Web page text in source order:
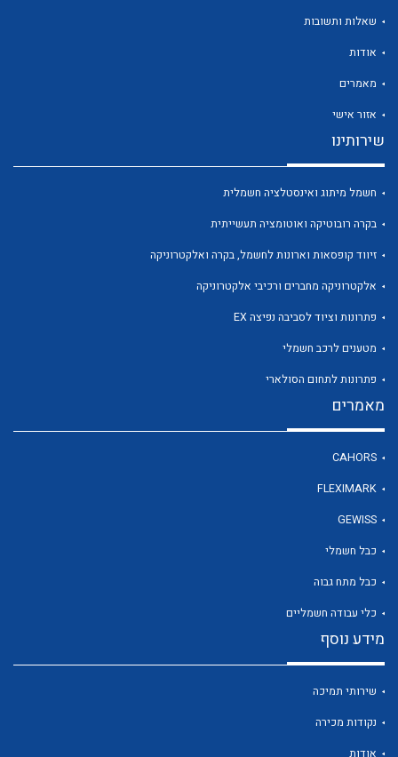
לכל מוצרי היצרן
שאלות ותשובות
אודות
מאמרים
אזור אישי
שירותינו
חשמל מיתוג ואינסטלציה חשמלית
בקרה רובוטיקה ואוטומציה תעשייתית
זיווד קופסאות וארונות לחשמל, בקרה ואלקטרוניקה
אלקטרוניקה מחברים ורכיבי אלקטרוניקה
פתרונות וציוד לסביבה נפיצה EX
מטענים לרכב חשמלי
פתרונות לתחום הסולארי
מאמרים
CAHORS
FLEXIMARK
GEWISS
כבל חשמלי
כבל מתח גבוה
כלי עבודה חשמליים
מידע נוסף
שירותי תמיכה
נקודות מכירה
אודות